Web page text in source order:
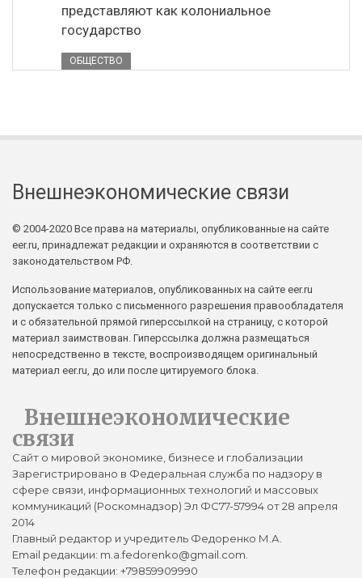
представляют как колониальное
государство
ОБЩЕСТВО
Внешнеэкономические связи
© 2004-2020 Все права на материалы, опубликованные на сайте
eer.ru, принадлежат редакции и охраняются в соответствии с
законодательством РФ.
Использование материалов, опубликованных на сайте eer.ru
допускается только с письменного разрешения правообладателя
и с обязательной прямой гиперссылкой на страницу, с которой
материал заимствован. Гиперссылка должна размещаться
непосредственно в тексте, воспроизводящем оригинальный
материал eer.ru, до или после цитируемого блока.
Внешнеэкономические
связи
Сайт о мировой экономике, бизнесе и глобализации
Зарегистрировано в Федеральная служба по надзору в
сфере связи, информационных технологий и массовых
коммуникаций (Роскомнадзор) Эл ФС77-57994 от 28 апреля
2014
Главный редактор и учредитель Федоренко М.А.
Email редакции: m.a.fedorenko@gmail.com.
Телефон редакции: +79859909990